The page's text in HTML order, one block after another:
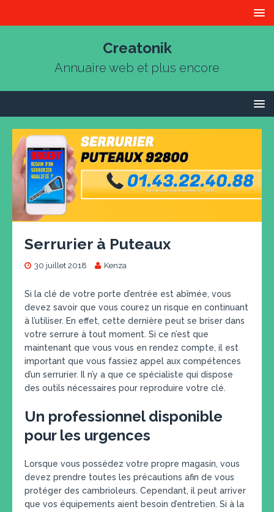
Creatonik
Annuaire web et plus encore
Serrurier à Puteaux
30 juillet 2018 Kenza
Si la clé de votre porte d’entrée est abîmée, vous
devez savoir que vous courez un risque en continuant
à l’utiliser. En effet, cette dernière peut se briser dans
votre serrure à tout moment. Si ce n’est que
maintenant que vous vous en rendez compte, il est
important que vous fassiez appel aux compétences
d’un serrurier. Il n’y a que ce spécialiste qui dispose
des outils nécessaires pour reproduire votre clé.
Un professionnel disponible
pour les urgences
Lorsque vous possédez votre propre magasin, vous
devez prendre toutes les précautions afin de vous
protéger des cambrioleurs. Cependant, il peut arriver
que vos équipements aient besoin d’entretien. Si à la